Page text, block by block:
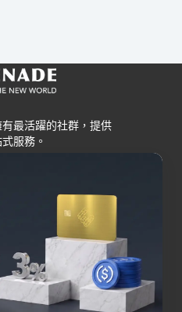
最活躍的社群，提供
服務。
交易所
Bybit
OKX
HOYA BIT